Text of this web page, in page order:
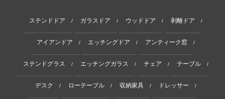
ステンドドア / ガラスドア / ウッドドア / 剥離ドア /
アイアンドア / エッチングドア / アンティーク窓 /
ステンドグラス / エッチングガラス / チェア / テーブル /
デスク / ローテーブル / 収納家具 / ドレッサー /